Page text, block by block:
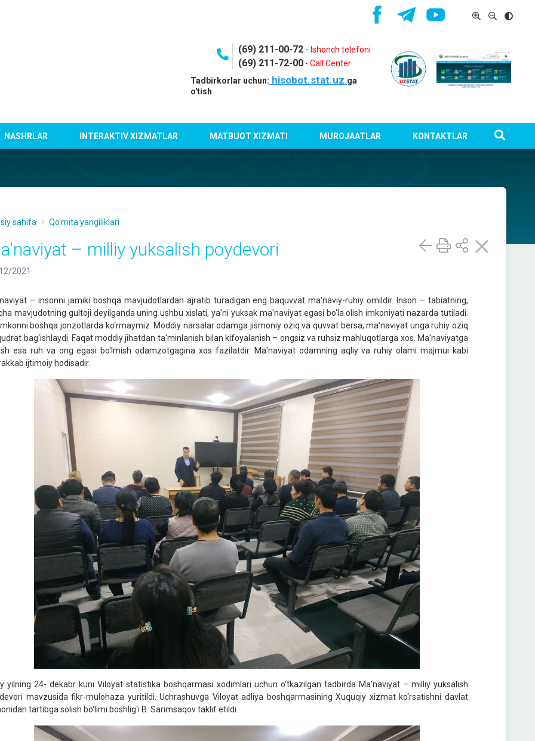
(69) 211-00-72 - Ishonch telefoni
(69) 211-72-00- Call Center
Tadbirkorlar uchun: hisobot.stat.uz ga
o'tish
NASHRLAR INTERAKTIV XIZMATLAR MATBUOT XIZMATI MUROJAATLAR KONTAKTLAR
sahifa Qo'mita yangiliklari
– milliy yuksalish poydevori
2021
– insonni jamiki boshqa mavjudotlardan ajratib turadigan eng baquvvat ma'naviy-ruhiy omildir. Inson – tabiatning,
mavjudotning gultoji deyilganda uning ushbu xislati, ya'ni yuksak ma'naviyat egasi bo‘la olish imkoniyati nazarda tutiladi.
boshqa jonzotlarda ko‘rmaymiz. Moddiy narsalar odamga jismoniy oziq va quvvat bersa, ma'naviyat unga ruhiy oziq
bag‘ishlaydi. Faqat moddiy jihatdan ta'minlanish bilan kifoyalanish – ongsiz va ruhsiz mahluqotlarga xos. Ma'naviyatga
esa ruh va ong egasi bo‘lmish odamzotgagina xos fazilatdir. Ma'naviyat odamning aqliy va ruhiy olami majmui kabi
ijtimoiy hodisadir.
yilning 24- dekabr kuni Viloyat statistika boshqarmasi xodimlari uchun o‘tkazilgan tadbirda Ma'naviyat – milliy yuksalish
mavzusida fikr-mulohaza yuritildi. Uchrashuvga Viloyat adliya boshqarmasining Xuquqiy xizmat ko‘rsatishni davlat
tartibga solish bo‘limi boshlig‘i B. Sarimsaqov taklif etildi.